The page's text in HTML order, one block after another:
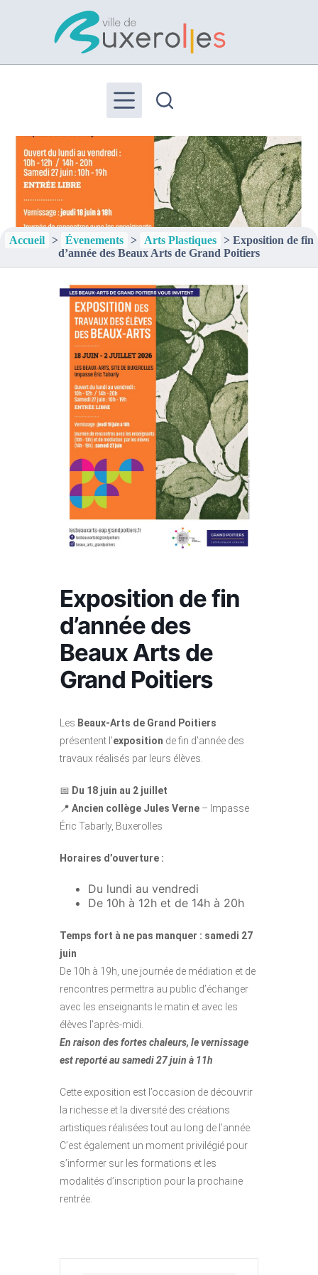
Accueil > Évenements > Arts Plastiques > Exposition de fin
d’année des Beaux Arts de Grand Poitiers
Exposition de fin
d’année des
Beaux Arts de
Grand Poitiers
Les Beaux-Arts de Grand Poitiers
présentent l’exposition de fin d’année des
travaux réalisés par leurs élèves.
📅 Du 18 juin au 2 juillet
📍 Ancien collège Jules Verne – Impasse
Éric Tabarly, Buxerolles
Horaires d’ouverture :
Du lundi au vendredi
De 10h à 12h et de 14h à 20h
Temps fort à ne pas manquer : samedi 27
juin
De 10h à 19h, une journée de médiation et de
rencontres permettra au public d’échanger
avec les enseignants le matin et avec les
élèves l’après-midi.
En raison des fortes chaleurs, le vernissage
est reporté au samedi 27 juin à 11h
Cette exposition est l’occasion de découvrir
la richesse et la diversité des créations
artistiques réalisées tout au long de l’année.
C’est également un moment privilégié pour
s’informer sur les formations et les
modalités d’inscription pour la prochaine
rentrée.